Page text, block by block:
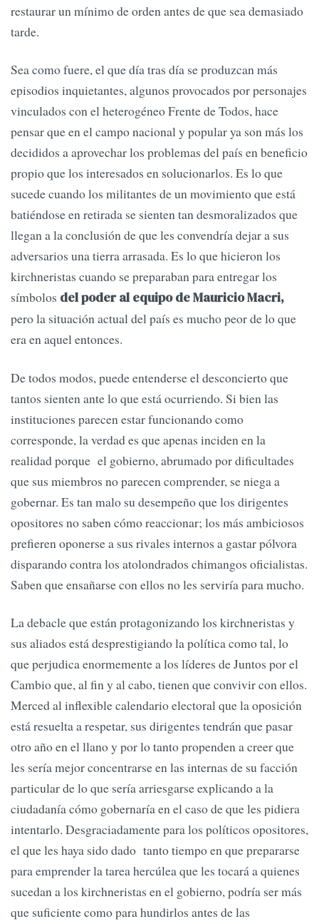
restaurar un mínimo de orden antes de que sea demasiado
tarde.
Sea como fuere, el que día tras día se produzcan más
episodios inquietantes, algunos provocados por personajes
vinculados con el heterogéneo Frente de Todos, hace
pensar que en el campo nacional y popular ya son más los
decididos a aprovechar los problemas del país en beneficio
propio que los interesados en solucionarlos. Es lo que
sucede cuando los militantes de un movimiento que está
batiéndose en retirada se sienten tan desmoralizados que
llegan a la conclusión de que les convendría dejar a sus
adversarios una tierra arrasada. Es lo que hicieron los
kirchneristas cuando se preparaban para entregar los
símbolos del poder al equipo de Mauricio Macri,
pero la situación actual del país es mucho peor de lo que
era en aquel entonces.
De todos modos, puede entenderse el desconcierto que
tantos sienten ante lo que está ocurriendo. Si bien las
instituciones parecen estar funcionando como
corresponde, la verdad es que apenas inciden en la
realidad porque el gobierno, abrumado por dificultades
que sus miembros no parecen comprender, se niega a
gobernar. Es tan malo su desempeño que los dirigentes
opositores no saben cómo reaccionar; los más ambiciosos
prefieren oponerse a sus rivales internos a gastar pólvora
disparando contra los atolondrados chimangos oficialistas.
Saben que ensañarse con ellos no les serviría para mucho.
La debacle que están protagonizando los kirchneristas y
sus aliados está desprestigiando la política como tal, lo
que perjudica enormemente a los líderes de Juntos por el
Cambio que, al fin y al cabo, tienen que convivir con ellos.
Merced al inflexible calendario electoral que la oposición
está resuelta a respetar, sus dirigentes tendrán que pasar
otro año en el llano y por lo tanto propenden a creer que
les sería mejor concentrarse en las internas de su facción
particular de lo que sería arriesgarse explicando a la
ciudadanía cómo gobernaría en el caso de que les pidiera
intentarlo. Desgraciadamente para los políticos opositores,
el que les haya sido dado tanto tiempo en que prepararse
para emprender la tarea hercúlea que les tocará a quienes
sucedan a los kirchneristas en el gobierno, podría ser más
que suficiente como para hundirlos antes de las